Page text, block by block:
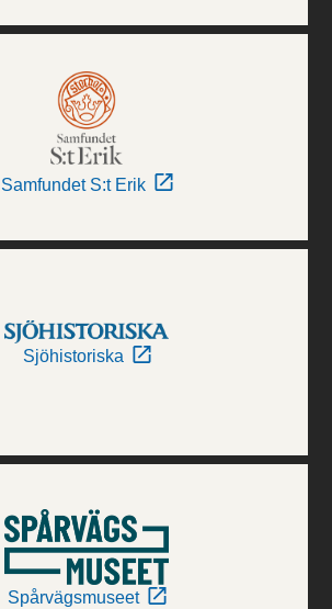
Samfundet S:t Erik
Sjöhistoriska
Spårvägsmuseet